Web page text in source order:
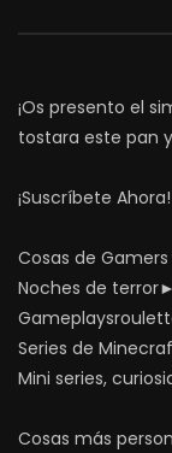
¡Os presento el
tostara este pan
¡Suscríbete
Cosas de
Noches de
Series de
Mini series,
Cosas más